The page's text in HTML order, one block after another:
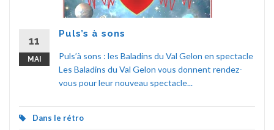
11
MAI
Puls’s à sons
Puls’à sons : les Baladins du Val Gelon en spectacle
Les Baladins du Val Gelon vous donnent rendez-
vous pour leur nouveau spectacle...
Dans le rétro